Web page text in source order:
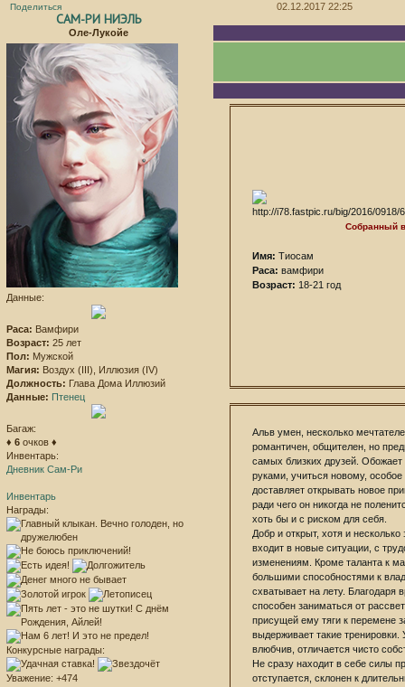
Поделиться 02.12.2017 22:25
САМ-РИ НИЭЛЬ
Оле-Лукойе
Данные:
Раса: Вамфири
Возраст: 25 лет
Пол: Мужской
Магия: Воздух (III), Иллюзия (IV)
Должность: Глава Дома Иллюзий
Данные: Птенец
Багаж:
♦ 6 очков ♦
Инвентарь:
Дневник Сам-Ри
Инвентарь
Награды:
Конкурсные награды:
Уважение: +474
Собранный
Имя: Тиосам
Раса: вамфири
Возраст: 18-21 год
Альв умен, несколько
романтичен, общителен, но
самых близких друзей.
руками, учиться новому,
доставляет открывать новое
ради чего он никогда не
хоть бы и с риском для себя.
Добр и открыт, хотя и
входит в новые ситуации, с
изменениям. Кроме таланта к
большими способностями к
схватывает на лету. Благодаря
способен заниматься от
присущей ему тяги к перемене
выдерживает такие
влюбчив, отличается чисто
Не сразу находит в себе силы
отступается, склонен к